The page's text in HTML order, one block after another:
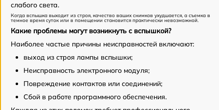
слабого света.
Когда вспышка выходит из строя, качество ваших снимков ухудшается, а съемка в
темное время суток или в помещении становится практически невозможной.
Какие проблемы могут возникнуть с вспышкой?
Наиболее частые причины неисправностей включают:
выход из строя лампы вспышки;
Неисправность электронного модуля;
Повреждение контактов или соединений;
Сбой в работе программного обеспечения.